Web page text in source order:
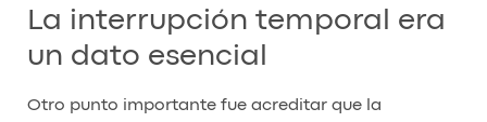
La interrupción temporal era
un dato esencial
Otro punto importante fue acreditar que la